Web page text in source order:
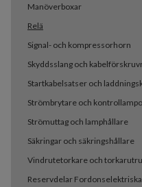
Manöverboxar
Relä
Signal- och kompressorhorn
Skyddsslang och
Startkabelsatser och
Strömbrytare och
Strömuttag och lamphållare
Säkringar och säkringshållare
Vindrutetorkare och
Reservdelar